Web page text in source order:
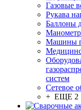
Газовые
Рукава
Баллоны
Машины
систем
Сетевое
+ ЕЩЕ 2